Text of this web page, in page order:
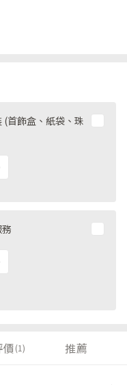
(首飾盒、紙袋、珠
價(1) 推薦